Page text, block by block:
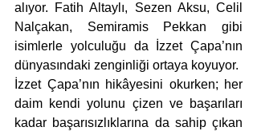
alıyor. Fatih Altaylı, Sezen Aksu, Celil
Nalçakan, Semiramis Pekkan gibi
isimlerle yolculuğu da İzzet Çapa’nın
dünyasındaki zenginliği ortaya koyuyor.
İzzet Çapa’nın hikâyesini okurken; her
daim kendi yolunu çizen ve başarıları
kadar başarısızlıklarına da sahip çıkan